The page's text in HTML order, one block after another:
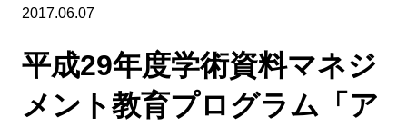
2017.06.07
平成29年度学術資料マネジ
メント教育プログラム「ア